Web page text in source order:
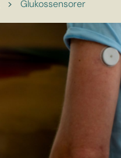
> Glukossensorer